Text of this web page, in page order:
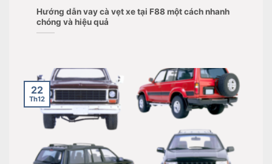
Hướng dẫn vay cà vẹt xe tại F88 một cách nhanh
chóng và hiệu quả
22
Th12